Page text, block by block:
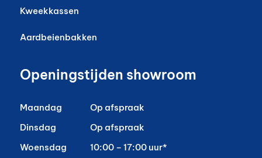
Kweekkassen
Aardbeienbakken
Openingstijden showroom
Maandag
Op afspraak
Dinsdag
Op afspraak
Woensdag
10:00 – 17:00 uur*